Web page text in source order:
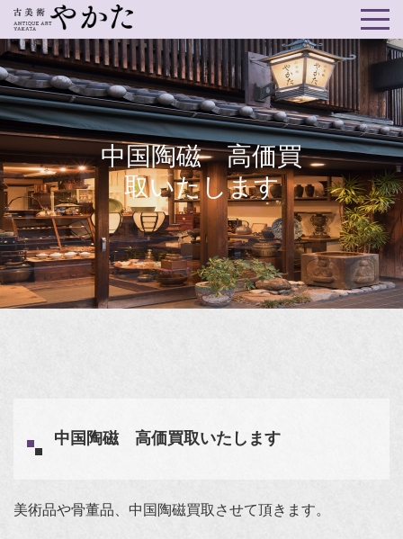
中国陶磁 高価買
取いたします
中国陶磁 高価買取いたします
美術品や骨董品、中国陶磁買取させて頂きます。